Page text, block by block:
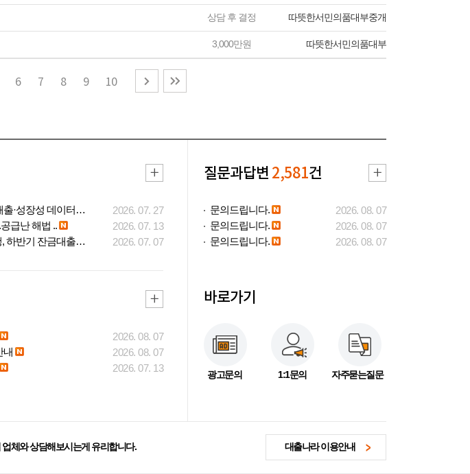
상담 후 결정 따뜻한서민의품대부중개
3,000만원 따뜻한서민의품대부
6 7 8 9 10
소상공인 신용점수 낮아도 '매출·성장성 데이터..
2026. 07. 27
급난 해법 ..
2026. 07. 13
아파트 입주 문제없나… 은행, 하반기 잔금대출..
2026. 07. 07
2026. 08. 07
내
2026. 08. 07
2026. 07. 13
질문과답변 2,581건
문의드립니다.
2026. 08. 07
문의드립니다.
2026. 08. 07
문의드립니다.
2026. 08. 07
바로가기
광고문의 1:1문의 자주묻는질문
체와 상담해보시는게 유리합니다. 대출나라 이용안내